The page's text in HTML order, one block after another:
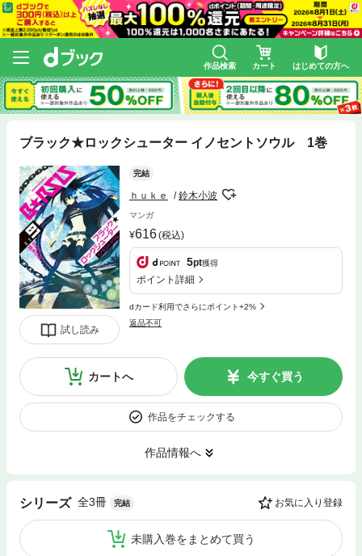
作品検索 カート はじめての方へ
ブラック★ロックシューター イノセントソウル 1巻
試し読み
完結
ｈｕｋｅ 鈴木小波
マンガ
616(税込)
5pt獲得
ポイント詳細
dカード利用でさらにポイント+2%
返品不可
カートへ 今すぐ買う
作品をチェックする
作品情報へ
シリーズ 全3冊 完結 お気に入り登録
未購入巻をまとめて買う